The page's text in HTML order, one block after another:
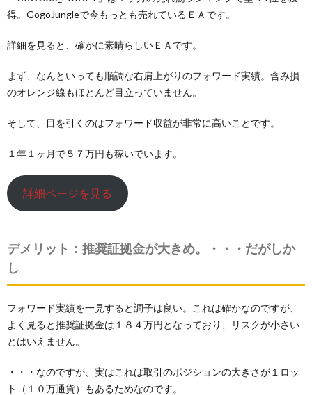
得。GogoJungleで今もっとも売れているＥＡです。
詳細を見ると、確かに素晴らしいＥＡです。
まず、なんといっても順調な右肩上がりのフォワード実績。含み損
のオレンジ線もほとんど目立っていません。
そして、目を引くのはフォワード収益が非常に高いことです。
１年１ヶ月で５７万円も稼いでいます。
詳細ページを見る
デメリット：推奨証拠金が大きめ。・・・だがしか
し
フォワード実績を一見すると調子は良い。これは確かなのですが、
よく見ると推奨証拠金は１８４万円となっており、リスクが小さい
とはいえません。
・・・なのですが、実はこれは取引のポジションの大きさが１ロッ
ト（１０万通貨）もあるためなのです。